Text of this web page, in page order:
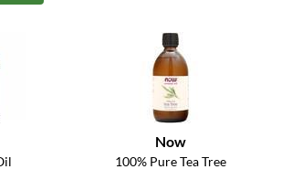
Now
100% Pure Tea Tree